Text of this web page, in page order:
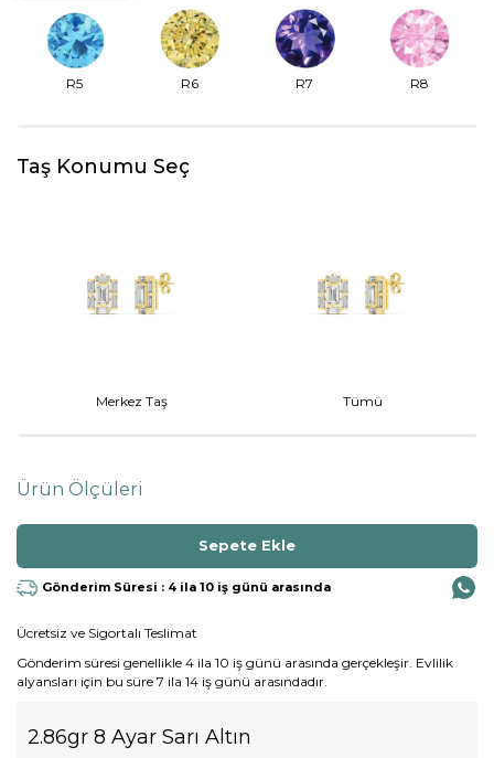
R5 R6 R7 R8
Taş Konumu Seç
Merkez Taş Tümü
Ürün Ölçüleri
Gönderim Süresi : 4 ila 10 iş günü arasında
Ücretsiz ve Sigortalı Teslimat
Gönderim süresi genellikle 4 ila 10 iş günü arasında gerçekleşir. Evlilik
alyansları için bu süre 7 ila 14 iş günü arasındadır.
2.86gr 8 Ayar Sarı Altın